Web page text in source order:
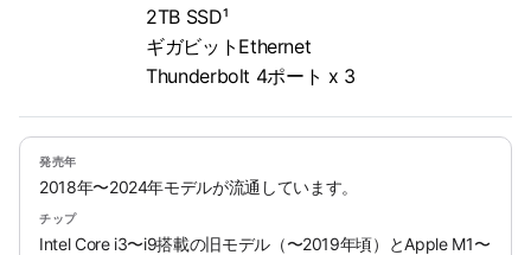
2TB SSD¹
ギガビットEthernet
Thunderbolt 4ポート x 3
発売年
2018年〜2024年モデルが流通しています。
チップ
Intel Core i3〜i9搭載の旧モデル（〜2019年頃）とApple M1〜